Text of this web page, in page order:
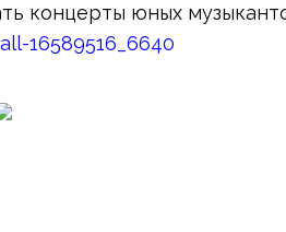
концерты юных
16589516_6640